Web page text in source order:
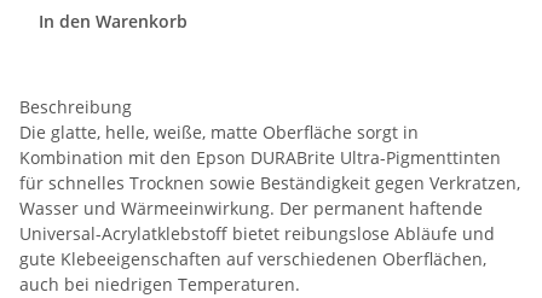
In den Warenkorb
Beschreibung
Die glatte, helle, weiße, matte Oberfläche sorgt in
Kombination mit den Epson DURABrite Ultra-Pigmenttinten
für schnelles Trocknen sowie Beständigkeit gegen Verkratzen,
Wasser und Wärmeeinwirkung. Der permanent haftende
Universal-Acrylatklebstoff bietet reibungslose Abläufe und
gute Klebeeigenschaften auf verschiedenen Oberflächen,
auch bei niedrigen Temperaturen.